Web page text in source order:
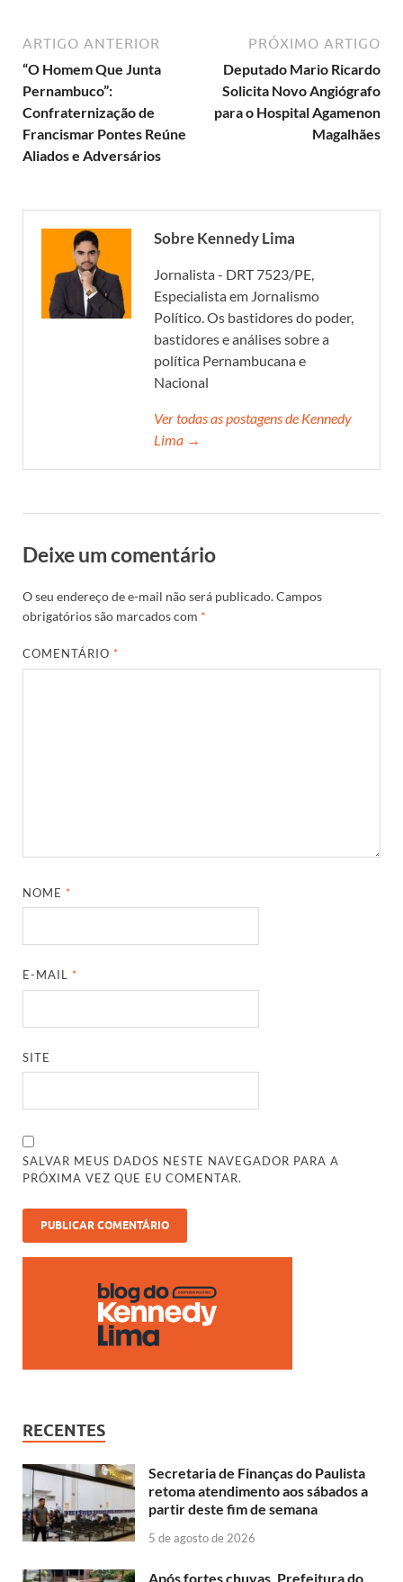
ARTIGO ANTERIOR
“O Homem Que Junta
Pernambuco”:
Confraternização de
Francismar Pontes Reúne
Aliados e Adversários
PRÓXIMO ARTIGO
Deputado Mario Ricardo
Solicita Novo Angiógrafo
para o Hospital Agamenon
Magalhães
Sobre Kennedy Lima
Jornalista - DRT 7523/PE,
Especialista em Jornalismo
Político. Os bastidores do poder,
bastidores e análises sobre a
política Pernambucana e
Nacional
Ver todas as postagens de Kennedy
Lima →
Deixe um comentário
O seu endereço de e-mail não será publicado.Campos
obrigatórios são marcados com *
COMENTÁRIO*
NOME*
E-MAIL*
SITE
SALVAR MEUS DADOS NESTE NAVEGADOR PARA A
PRÓXIMA VEZ QUE EU COMENTAR.
RECENTES
Secretaria de Finanças do Paulista
retoma atendimento aos sábados a
partir deste fim de semana
5 de agosto de 2026
Após fortes chuvas, Prefeitura do